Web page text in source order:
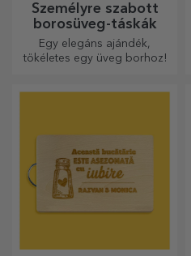
Személyre szabott
borosüveg-táskák
Egy elegáns ajándék,
tökéletes egy üveg borhoz!